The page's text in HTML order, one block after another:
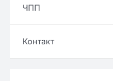
ЧПП
Контакт